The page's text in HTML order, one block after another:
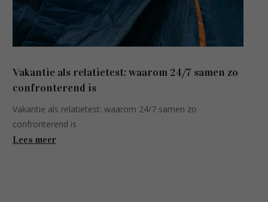
Vakantie als relatietest: waarom 24/7 samen zo
confronterend is
Vakantie als relatietest: waarom 24/7 samen zo
confronterend is
Lees meer